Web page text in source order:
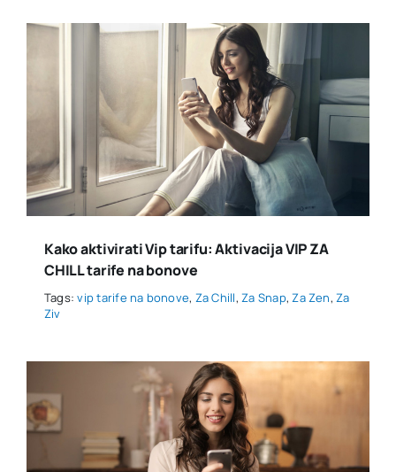
Kako aktivirati Vip tarifu: Aktivacija VIP ZA
CHILL tarife na bonove
Tags:vip tarife na bonove, Za Chill,Za Snap,Za Zen,Za
Ziv